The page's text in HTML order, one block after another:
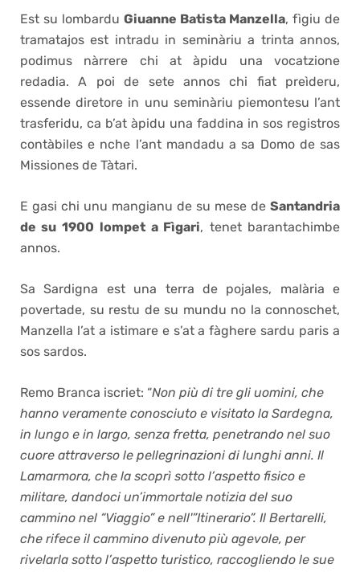
Est su lombardu Giuanne Batista Manzella, fìgiu de
tramatajos est intradu in seminàriu a trinta annos,
podimus nàrrere chi at àpidu una vocatzione
redadia. A poi de sete annos chi fiat preìderu,
essende diretore in unu seminàriu piemontesu l’ant
trasferidu, ca b’at àpidu una faddina in sos registros
contàbiles e nche l’ant mandadu a sa Domo de sas
Missiones de Tàtari.
E gasi chi unu mangianu de su mese de Santandria
de su 1900 lompet a Fìgari, tenet barantachimbe
annos.
Sa Sardigna est una terra de pojales, malària e
povertade, su restu de su mundu no la connoschet,
Manzella l’at a istimare e s’at a fàghere sardu paris a
sos sardos.
Remo Branca iscriet: “Non più di tre gli uomini, che
hanno veramente conosciuto e visitato la Sardegna,
in lungo e in largo, senza fretta, penetrando nel suo
cuore attraverso le pellegrinazioni di lunghi anni. Il
Lamarmora, che la scoprì sotto l’aspetto fisico e
militare, dandoci un’immortale notizia del suo
cammino nel “Viaggio” e nell'”Itinerario”. Il Bertarelli,
che rifece il cammino divenuto più agevole, per
rivelarla sotto l’aspetto turistico, raccogliendo le sue